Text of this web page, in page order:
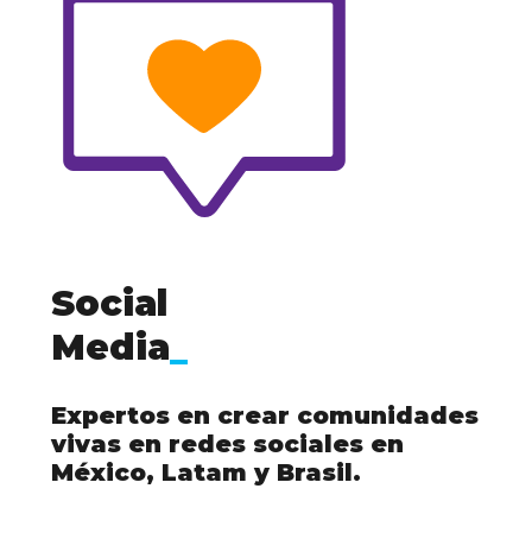
Social
Media
Expertos en crear comunidades
vivas en redes sociales en
México, Latam y Brasil.